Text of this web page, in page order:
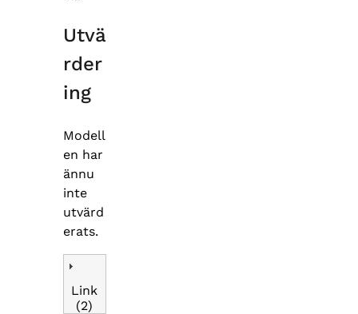
Utvä
rder
ing
Modell
en har
ännu
inte
utvärd
erats.
Link
(2)